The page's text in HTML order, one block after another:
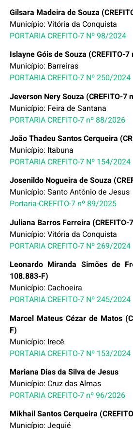
Gilsara Madeira de Souza
Município: Vitória da Conquista
PORTARIA CREFITO-7 Nº 98/2024
Islayne Góis de Souza (CREFITO-7
Município: Barreiras
PORTARIA CREFITO-7 Nº 250/2024
Jeverson Nery Souza (CREFITO-7
Município: Feira de Santana
PORTARIA CREFITO-7 nº 88/2026
João Thadeu Santos Cerqueira
Município: Itabuna
PORTARIA CREFITO-7 Nº 154/2024
Josenildo Nogueira de Souza
Município: Santo Antônio de Jesus
Portaria-CREFITO-7 nº 89/2025
Juliana Barros Ferreira (CREFITO-
Município: Vitória da Conquista
PORTARIA CREFITO-7 Nº 269/2024
Leonardo Miranda Simões de
108.883-F)
Município: Cachoeira
PORTARIA CREFITO-7 Nº 245/2024
Marcel Mateus Cézar de Matos
F)
Município: Irecê
PORTARIA CREFITO-7 Nº 153/2024
Mariana Dias da Silva de Jesus
Município: Cruz das Almas
PORTARIA CREFITO-7 nº 96/2026
Mikhail Santos Cerqueira
Município: Jequié